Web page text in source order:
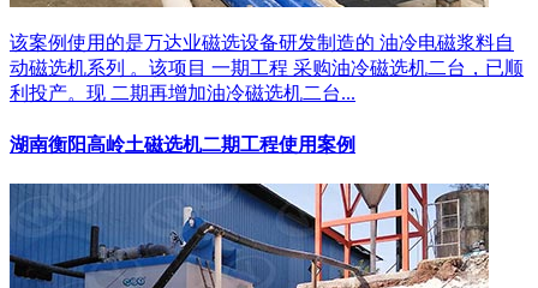
该案例使用的是万达业磁选设备研发制造的 油冷电磁浆料自
动磁选机系列 。该项目 一期工程 采购油冷磁选机二台，已顺
利投产。现 二期再增加油冷磁选机二台...
湖南衡阳高岭土磁选机二期工程使用案例